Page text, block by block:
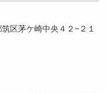
区茅ケ崎中央４２−２１